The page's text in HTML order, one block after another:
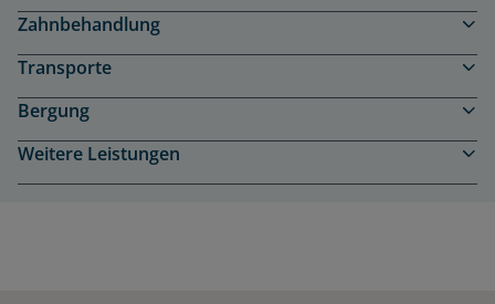
Zahnbehandlung
Transporte
Bergung
Weitere Leistungen